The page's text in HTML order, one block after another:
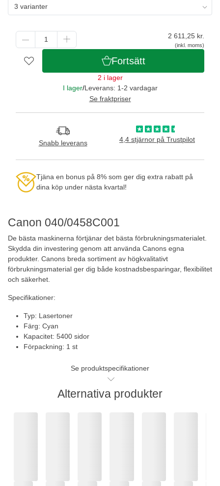
Canon 040/0458C001
De bästa maskinerna förtjänar det bästa förbrukningsmaterialet.
Skydda din investering genom att använda Canons egna
produkter. Canons breda sortiment av högkvalitativt
förbrukningsmaterial ger dig både kostnadsbesparingar, flexibilitet
och säkerhet.
Specifikationer:
Typ: Lasertoner
Färg: Cyan
Kapacitet: 5400 sidor
Förpackning: 1 st
Se produktspecifikationer
3 varianter
2 611,25 kr.
(inkl. moms)
Fortsätt
2 i lager
I lager/Leverans: 1-2 vardagar
Se fraktpriser
Snabb leverans 4,4 stjärnor på Trustpilot
Tjäna en bonus på 8% som ger dig extra rabatt på
dina köp under nästa kvartal!
Alternativa produkter